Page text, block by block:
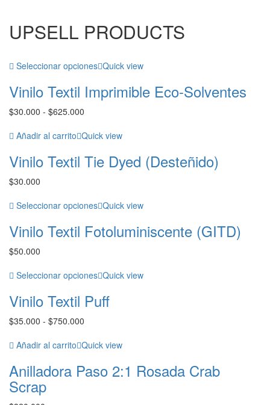
UPSELL PRODUCTS
Seleccionar opciones Quick view
Vinilo Textil Imprimible Eco-Solventes
$30.000 - $625.000
precios:
$30.000
hasta
Añadir al carrito Quick view
Vinilo Textil Tie Dyed (Desteñido)
$30.000
Seleccionar opciones Quick view
Vinilo Textil Fotoluminiscente (GITD)
$50.000
Seleccionar opciones Quick view
Vinilo Textil Puff
$35.000 - $750.000
precios:
$35.000
hasta
Añadir al carrito Quick view
Anilladora Paso 2:1 Rosada Crab
Scrap